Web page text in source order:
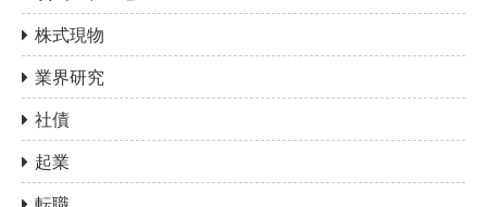
株式現物
業界研究
社債
起業